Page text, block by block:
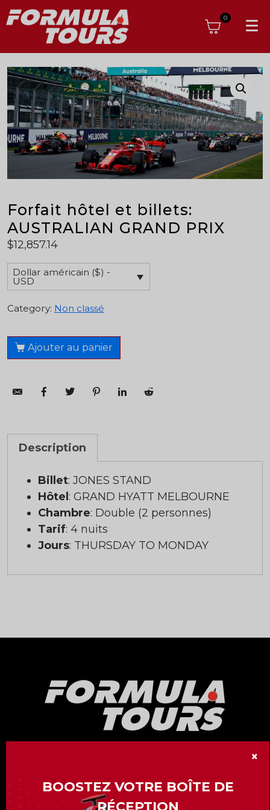
0
Forfait hôtel et billets:
AUSTRALIAN GRAND PRIX
$12,857.14
Dollar américain ($) -
USD
Category: Non classé
Ajouter au panier
Description
Billet: JONES STAND
Hôtel: GRAND HYATT MELBOURNE
Chambre: Double (2 personnes)
Tarif: 4 nuits
Jours: THURSDAY TO MONDAY
plus de 15 Grand-Prix de Formule 1 à travers
le monde.
×
BOOSTEZ VOTRE BOÎTE DE